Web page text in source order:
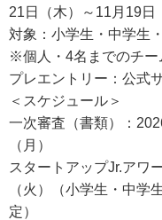
21日（木）～11月19日
対象：小学生・中学生
※個人・4名までのチー
プレエントリー：公式
＜スケジュール＞
一次審査（書類）：
（月）
スタートアップJr.アワ
（火）（小学生・中学
定）